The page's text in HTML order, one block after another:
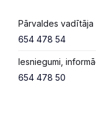
Pārvaldes vadītāja
654 478 54
Iesniegumi,
654 478 50